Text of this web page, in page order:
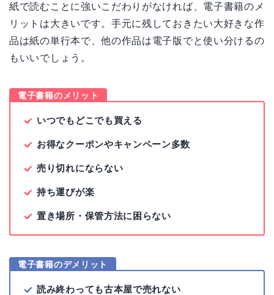
紙で読むことに強いこだわりがなければ、電子書籍のメ
リットは大きいです。手元に残しておきたい大好きな作
品は紙の単行本で、他の作品は電子版でと使い分けるの
もいいでしょう。
電子書籍のメリット
いつでもどこでも買える
お得なクーポンやキャンペーン多数
売り切れにならない
持ち運びが楽
置き場所・保管方法に困らない
電子書籍のデメリット
読み終わっても古本屋で売れない